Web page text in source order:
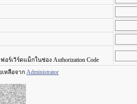
เวิร์ดแม็กในช่อง Authorization Code
หลือจาก Administrator